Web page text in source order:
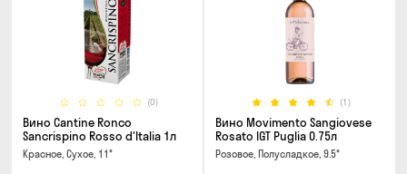
(0)
Вино Cantine Ronco
Sancrispino Rosso d'Italia 1л
Красное, Сухое, 11°
(1)
Вино Movimento Sangiovese
Rosato IGT Puglia 0.75л
Розовое, Полусладкое, 9.5°